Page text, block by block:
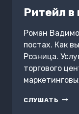
Ритейл в
Роман
постах. Как
Розница.
торгового
СЛУШАТЬ